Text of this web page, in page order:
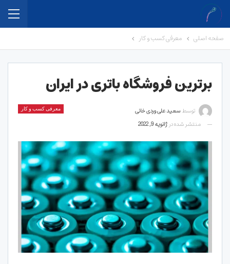
صفحه اصلی معرفی کسب و کار
برترین فروشگاه باتری در ایران
معرفی کسب و کار توسط سعید علی وردی خانی
منتشر شده در ژانویه 9, 2022